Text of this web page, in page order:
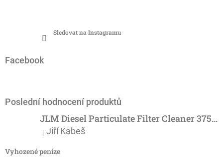
Sledovat na Instagramu
Facebook
Poslední hodnocení produktů
JLM Diesel Particulate Filter Cleaner 375ml - účinný čistič DPF
Hodnocení produktu je 5 z 5 hvězdiček.
| Jiří Kabeš
Vyhozené peníze